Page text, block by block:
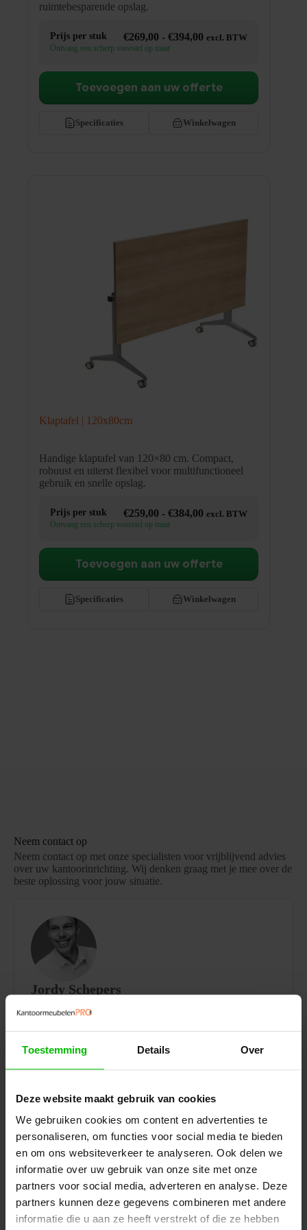
Toestemming Details Over
Deze website maakt gebruik van cookies
We gebruiken cookies om content en advertenties te
personaliseren, om functies voor social media te bieden
en om ons websiteverkeer te analyseren. Ook delen we
informatie over uw gebruik van onze site met onze
partners voor social media, adverteren en analyse. Deze
partners kunnen deze gegevens combineren met andere
informatie die u aan ze heeft verstrekt of die ze hebben
ruimtebesparende opslag.
Prijs per stuk €269,00 - €394,00 Prijsklasse:
€394,00
excl. BTW
Ontvang een scherp voorstel op maat
Specificaties Winkelwagen
Toevoegen aan uw offerte
Klaptafel | 120x80cm
Handige klaptafel van 120×80 cm. Compact,
robuust en uiterst flexibel voor multifunctioneel
gebruik en snelle opslag.
Prijs per stuk €259,00 - €384,00 Prijsklasse:
€384,00
excl. BTW
Ontvang een scherp voorstel op maat
Specificaties Winkelwagen
Toevoegen aan uw offerte
Neem contact op
Neem contact op met onze specialisten voor vrijblijvend advies
over uw kantoorinrichting. Wij denken graag met je mee over de
beste oplossing voor jouw situatie.
Jordy Schepers
053 206 8006
info@kantoormeubelen.pro
Reactietijd